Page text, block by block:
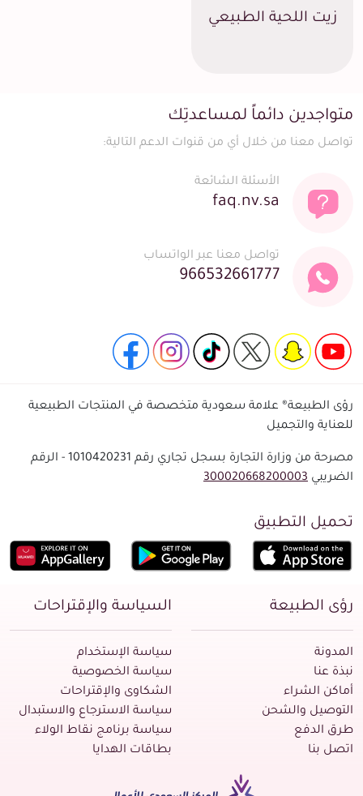
زيت اللحية الطبيعي
متواجدين دائماً لمساعدتِك
تواصل معنا من خلال أي من قنوات الدعم التالية:
الأسئلة الشائعة
faq.nv.sa
تواصل معنا عبر الواتساب
966532661777
رؤى الطبيعة® علامة سعودية متخصصة في المنتجات الطبيعية
للعناية والتجميل
مصرحة من وزارة التجارة بسجل تجاري رقم 1010420231 - الرقم
الضريبي 300020668200003
تحميل التطبيق
رؤى الطبيعة
المدونة
نبذة عنا
أماكن الشراء
التوصيل والشحن
طرق الدفع
اتصل بنا
السياسة والإقتراحات
سياسة الإستخدام
سياسة الخصوصية
الشكاوى والإقتراحات
سياسة الاسترجاع والاستبدال
سياسة برنامج نقاط الولاء
بطاقات الهدايا